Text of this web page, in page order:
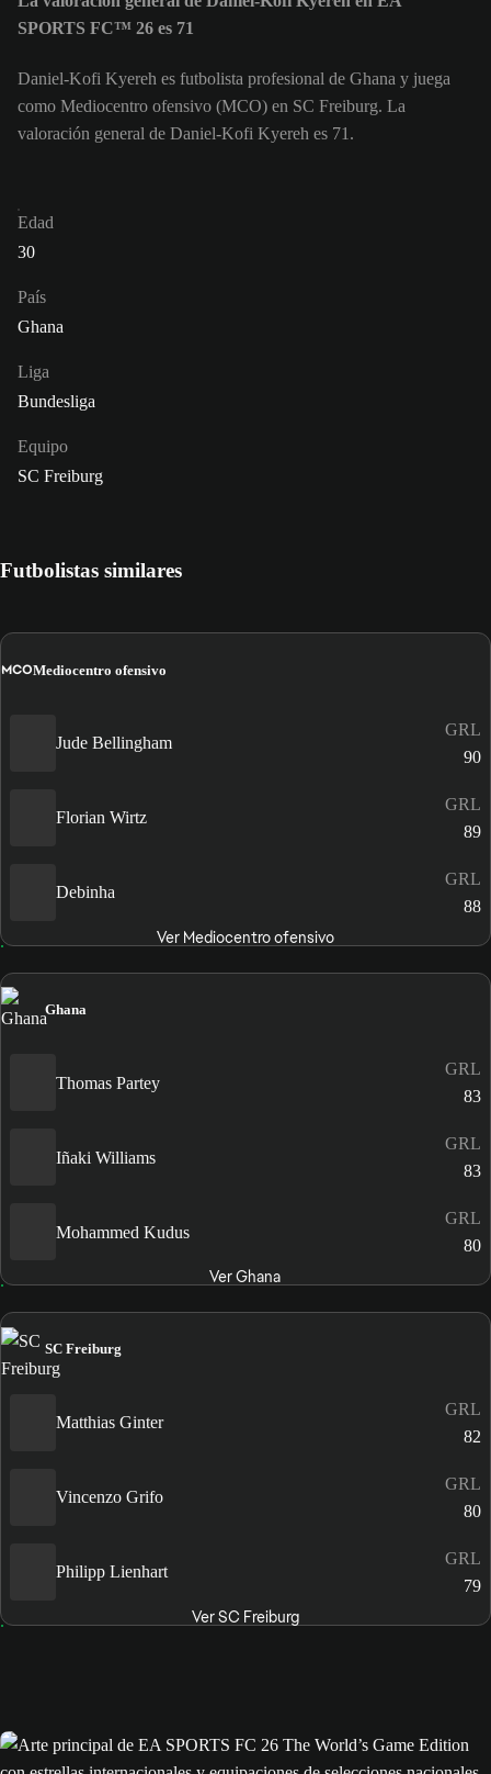
SPORTS FC™ 26 es 71
Daniel-Kofi Kyereh es futbolista profesional de Ghana y juega
como Mediocentro ofensivo (MCO) en SC Freiburg. La
valoración general de Daniel-Kofi Kyereh es 71.
Edad
30
País
Ghana
Liga
Bundesliga
Equipo
SC Freiburg
Futbolistas similares
MCOMediocentro ofensivo
Jude Bellingham
GRL
90
Florian Wirtz
GRL
89
Debinha
GRL
88
Ver Mediocentro ofensivo
Ghana
Thomas Partey
GRL
83
Iñaki Williams
GRL
83
Mohammed Kudus
GRL
80
Ver Ghana
SC Freiburg
Matthias Ginter
GRL
82
Vincenzo Grifo
GRL
80
Philipp Lienhart
GRL
79
Ver SC Freiburg